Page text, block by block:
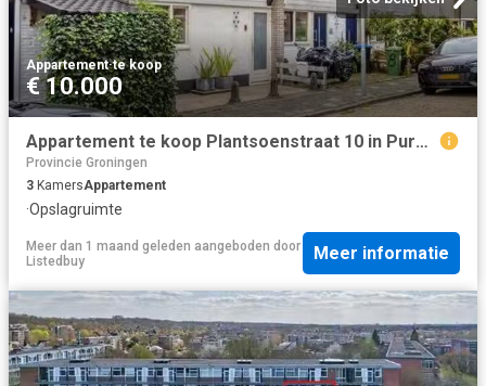
Appartement·te koop
€ 10.000
Appartement te koop Plantsoenstraat 10 in Purmerend voor € 395.
Provincie Groningen
3 KamersAppartement
·Opslagruimte
Meer dan 1 maand geleden aangeboden door
Listedbuy
Meer informatie